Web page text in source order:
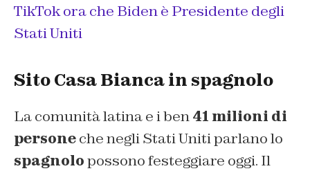
TikTok ora che Biden è Presidente degli
Stati Uniti
Sito Casa Bianca in spagnolo
La comunità latina e i ben41 milioni di
personeche negli Stati Uniti parlano lo
spagnolopossono festeggiare oggi. Il